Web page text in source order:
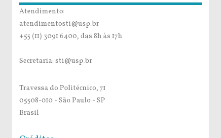
Atendimento:
atendimentosti@usp.br
+55 (11) 3091 6400, das 8h às 17h
Secretaria: sti@usp.br
Travessa do Politécnico, 71
05508-010 - São Paulo - SP
Brasil